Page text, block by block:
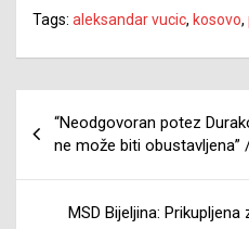
Tags: aleksandar vucic, kosovo,
članaka
“Neodgovoran potez
ne može biti obustavljena”
MSD Bijeljina: